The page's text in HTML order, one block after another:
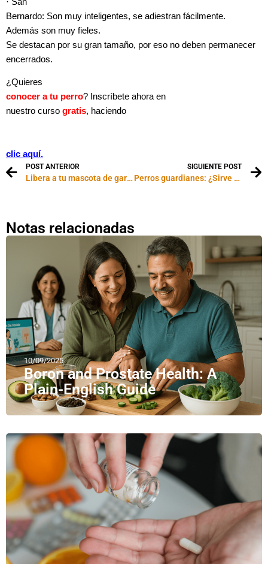
Bernardo: Son muy inteligentes, se adiestran fácilmente.
Además son muy fieles.
Se destacan por su gran tamaño, por eso no deben permanecer
encerrados.
¿Quieres
conocer a tu perro? Inscríbete ahora en
nuestro curso gratis, haciendo
clic aquí.
POST ANTERIOR
Libera a tu mascota de garrapatas y pulgas
SIGUIENTE POST
Perros guardianes: ¿Sirve tenerlos?
Notas relacionadas
10/09/2025
Boron and Prostate Health: A
Plain-English Guide